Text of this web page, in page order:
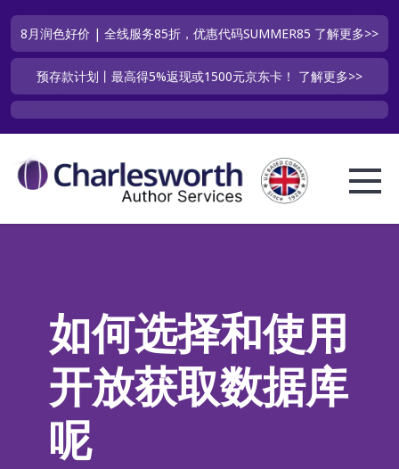
8月润色好价 | 全线服务85折，优惠代码SUMMER85 了解更多>>
预存款计划丨最高得5%返现或1500元京东卡！ 了解更多>>
如何选择和使用
开放获取数据库
呢